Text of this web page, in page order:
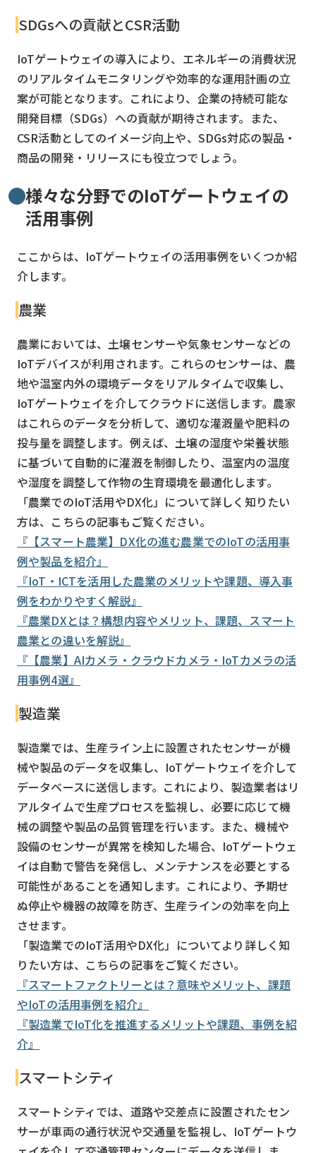
SDGsへの貢献とCSR活動
IoTゲートウェイの導入により、エネルギーの消費状況
のリアルタイムモニタリングや効率的な運用計画の立
案が可能となります。これにより、企業の持続可能な
開発目標（SDGs）への貢献が期待されます。また、
CSR活動としてのイメージ向上や、SDGs対応の製品・
商品の開発・リリースにも役立つでしょう。
様々な分野でのIoTゲートウェイの
活用事例
ここからは、IoTゲートウェイの活用事例をいくつか紹
介します。
農業
農業においては、土壌センサーや気象センサーなどの
IoTデバイスが利用されます。これらのセンサーは、農
地や温室内外の環境データをリアルタイムで収集し、
IoTゲートウェイを介してクラウドに送信します。農家
はこれらのデータを分析して、適切な灌漑量や肥料の
投与量を調整します。例えば、土壌の湿度や栄養状態
に基づいて自動的に灌漑を制御したり、温室内の温度
や湿度を調整して作物の生育環境を最適化します。
「農業でのIoT活用やDX化」について詳しく知りたい
方は、こちらの記事もご覧ください。
『【スマート農業】DX化の進む農業でのIoTの活用事
例や製品を紹介』
『IoT・ICTを活用した農業のメリットや課題、導入事
例をわかりやすく解説』
『農業DXとは？構想内容やメリット、課題、スマート
農業との違いを解説』
『【農業】AIカメラ・クラウドカメラ・IoTカメラの活
用事例4選』
製造業
製造業では、生産ライン上に設置されたセンサーが機
械や製品のデータを収集し、IoTゲートウェイを介して
データベースに送信します。これにより、製造業者はリ
アルタイムで生産プロセスを監視し、必要に応じて機
械の調整や製品の品質管理を行います。また、機械や
設備のセンサーが異常を検知した場合、IoTゲートウェ
イは自動で警告を発信し、メンテナンスを必要とする
可能性があることを通知します。これにより、予期せ
ぬ停止や機器の故障を防ぎ、生産ラインの効率を向上
させます。
「製造業でのIoT活用やDX化」についてより詳しく知
りたい方は、こちらの記事をご覧ください。
『スマートファクトリーとは？意味やメリット、課題
やIoTの活用事例を紹介』
『製造業でIoT化を推進するメリットや課題、事例を紹
介』
スマートシティ
スマートシティでは、道路や交差点に設置されたセン
サーが車両の通行状況や交通量を監視し、IoTゲートウ